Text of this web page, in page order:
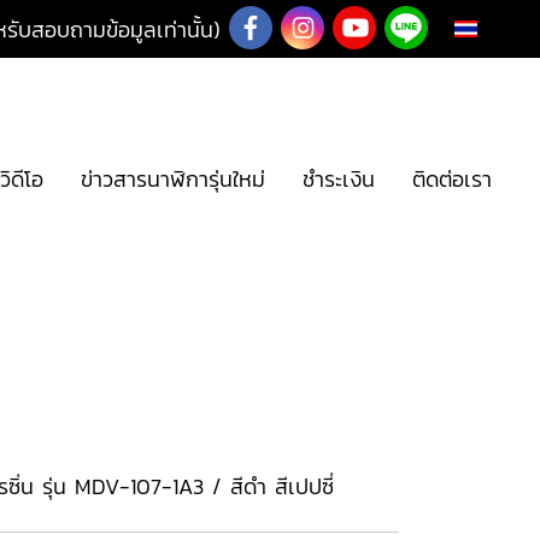
บสอบถามข้อมูลเท่านั้น)
วิดีโอ ข่าวสารนาฬิการุ่นใหม่ ชำระเงิน ติดต่อเรา
ซิ่น รุ่น MDV-107-1A3 / สีดำ สีเปปซี่